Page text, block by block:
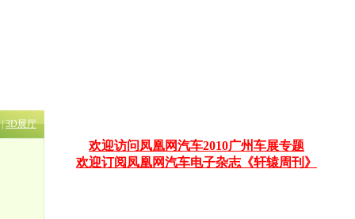
|3D展厅
欢迎访问凤凰网汽车2010广州车展专题
欢迎订阅凤凰网汽车电子杂志《轩辕周刊》